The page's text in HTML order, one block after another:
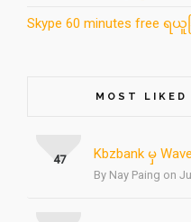
Skype 60 minutes free ရယူ
MOST LIKED
Kbzbank မှ
By Nay Paing on
47